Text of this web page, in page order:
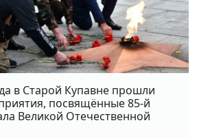
в Старой Купавне прошли
посвящённые 85-й
Великой Отечественной